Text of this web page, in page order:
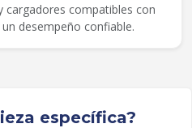
cargadores compatibles con
desempeño confiable.
específica?